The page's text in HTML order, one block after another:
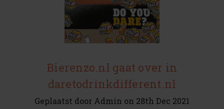
Bierenzo.nl gaat over in
daretodrinkdifferent.nl
Geplaatst door Admin on 28th Dec 2021